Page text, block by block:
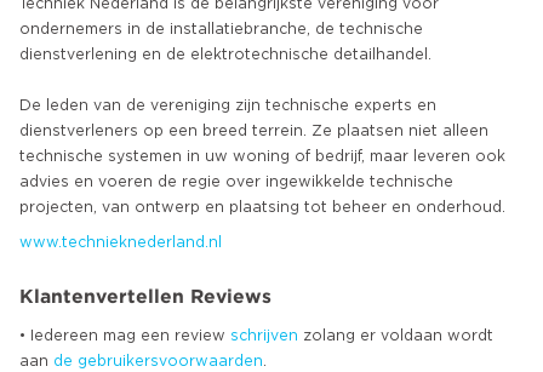
Techniek Nederland is de belangrijkste vereniging voor
ondernemers in de installatiebranche, de technische
dienstverlening en de elektrotechnische detailhandel.
De leden van de vereniging zijn technische experts en
dienstverleners op een breed terrein. Ze plaatsen niet alleen
technische systemen in uw woning of bedrijf, maar leveren ook
advies en voeren de regie over ingewikkelde technische
www.technieknederland.nl
Klantenvertellen Reviews
• Iedereen mag een review schrijven zolang er voldaan wordt
aan de gebruikersvoorwaarden